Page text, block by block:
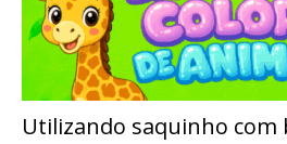
Utilizando saquinho com